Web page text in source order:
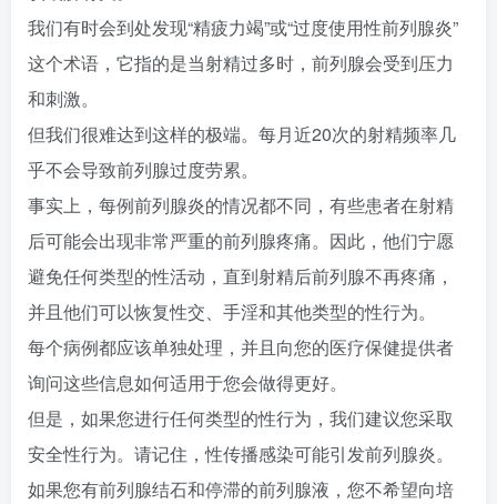
我们有时会到处发现“精疲力竭”或“过度使用性前列腺炎”
这个术语，它指的是当射精过多时，前列腺会受到压力
和刺激。
但我们很难达到这样的极端。每月近20次的射精频率几
乎不会导致前列腺过度劳累。
事实上，每例前列腺炎的情况都不同，有些患者在射精
后可能会出现非常严重的前列腺疼痛。因此，他们宁愿
避免任何类型的性活动，直到射精后前列腺不再疼痛，
并且他们可以恢复性交、手淫和其他类型的性行为。
每个病例都应该单独处理，并且向您的医疗保健提供者
询问这些信息如何适用于您会做得更好。
但是，如果您进行任何类型的性行为，我们建议您采取
安全性行为。请记住，性传播感染可能引发前列腺炎。
如果您有前列腺结石和停滞的前列腺液，您不希望向培